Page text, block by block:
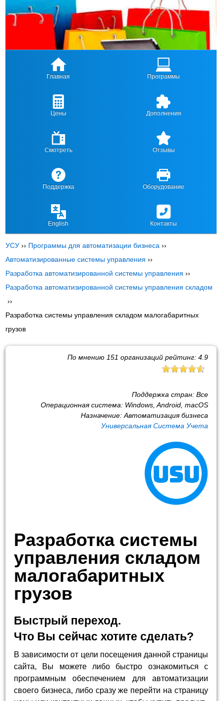
Главная Программы
Цены Дополнения
Смотреть Отзывы
Поддержка Оборудование
English Контакты
УСУ ›› Программы для автоматизации бизнеса ››
Автоматизированные системы управления ››
Разработка автоматизированной системы управления ››
Разработка автоматизированной системы управления складом
››
Разработка системы управления складом малогабаритных
грузов
По мнению 151 организаций рейтинг: 4.9
Поддержка стран: Все
Операционная система: Windows, Android, macOS
Назначение: Автоматизация бизнеса
Универсальная Система Учета
Разработка системы
управления складом
малогабаритных
грузов
Быстрый переход.
Что Вы сейчас хотите сделать?
В зависимости от цели посещения данной страницы
сайта, Вы можете либо быстро ознакомиться с
программным обеспечением для автоматизации
своего бизнеса, либо сразу же перейти на страницу